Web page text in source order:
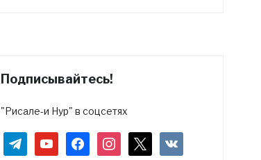
Подписывайтесь!
"Рисале-и Нур" в соцсетях
telegramyoutubefacebookinstagram vkontakte